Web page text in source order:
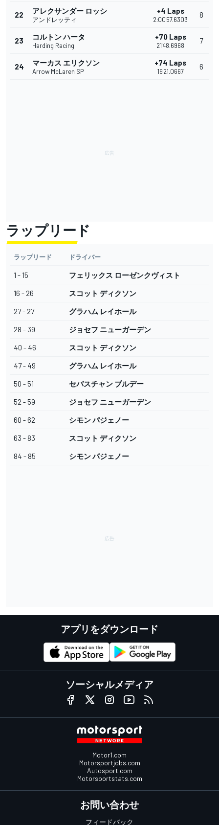
22 アレクサンダー ロッシ
アンドレッティ
+4 Laps
2:00'57.6303
8
23 コルトン ハータ
Harding Racing
+70 Laps
21'48.6968
7
24 マーカス エリクソン
Arrow McLaren SP
+74 Laps
19'21.0667
6
ラップリード
ラップリード ドライバー
1 - 15 フェリックス ローゼンクヴィスト
16 - 26 スコット ディクソン
27 - 27 グラハム レイホール
28 - 39 ジョセフ ニューガーデン
40 - 46 スコット ディクソン
47 - 49 グラハム レイホール
50 - 51 セバスチャン ブルデー
52 - 59 ジョセフ ニューガーデン
60 - 62 シモン パジェノー
63 - 83 スコット ディクソン
84 - 85 シモン パジェノー
アプリをダウンロード
ソーシャルメディア
Motor1.com
Motorsportjobs.com
Autosport.com
Motorsportstats.com
お問い合わせ
フィードバック